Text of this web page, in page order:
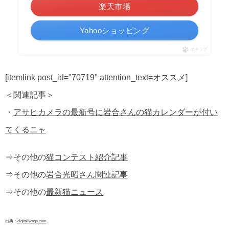
楽天市場
Yahooショッピング
ポチップ
[itemlink post_id="70719" attention_text=オススメ]
＜関連記事＞
・ アサヒカメラの最新号に岩合さんの猫カレンダーが付い
てくるニャ
⇒その他の猫コンテスト紹介記事
⇒その他の岩合光昭さん関連記事
⇒その他の最新猫ニュース
出典： digitaliwago.com